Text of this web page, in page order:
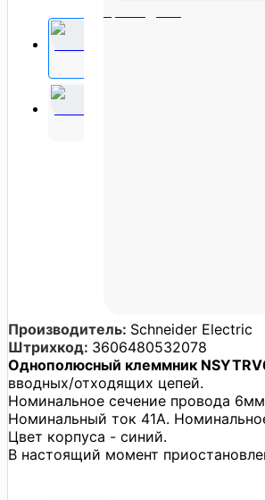
Производитель: Schneider Electric
Штрихкод: 3606480532078
Однополюсный клеммник
вводных/отходящих цепей.
Номинальное сечение провода
Номинальный ток 41А.
Цвет корпуса - синий.
В настоящий момент